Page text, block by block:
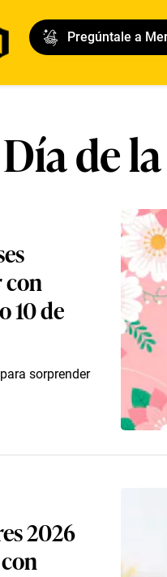
Pregúntale a
Día de
con
10 de
sorprender
2026